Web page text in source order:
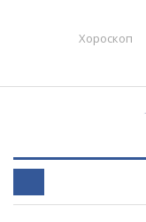
Хороскоп